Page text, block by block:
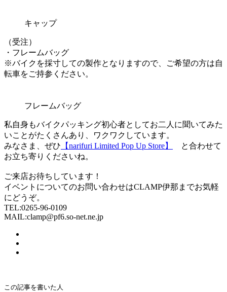
キャップ
（受注）
・フレームバッグ
※バイクを採寸しての製作となりますので、ご希望の方は自
転車をご持参ください。
フレームバッグ
私自身もバイクパッキング初心者としてお二人に聞いてみた
いことがたくさんあり、ワクワクしています。
みなさま、ぜひ 【narifuri Limited Pop Up Store】
と合わせて
お立ち寄りくださいね。
ご来店お待ちしています！
イベントについてのお問い合わせはCLAMP伊那までお気軽
にどうぞ。
TEL:0265‐96‐0109
MAIL:clamp@pf6.so-net.ne.jp
この記事を書いた人